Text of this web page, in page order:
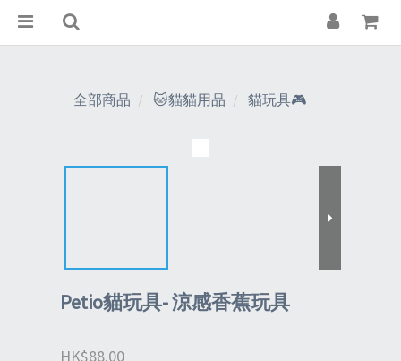
全部商品 🐱貓貓用品 貓玩具🎮
Petio貓玩具- 涼感香蕉玩具
HK$88.00